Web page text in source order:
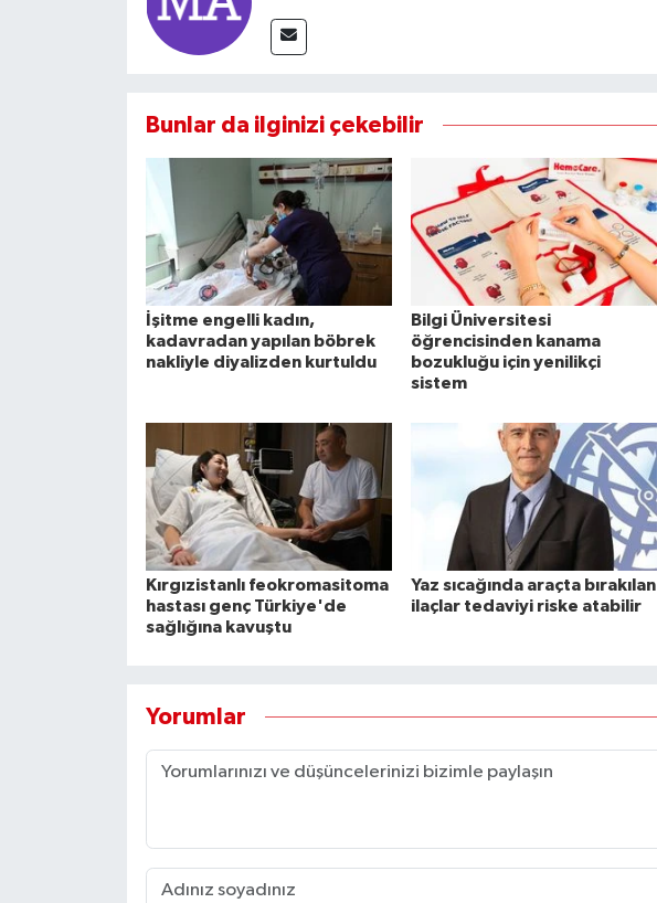
Bunlar da ilginizi çekebilir
İşitme engelli kadın,
kadavradan yapılan böbrek
nakliyle diyalizden kurtuldu
Bilgi Üniversitesi
öğrencisinden kanama
bozukluğu için yenilikçi
sistem
Kırgızistanlı feokromasitoma
hastası genç Türkiye'de
sağlığına kavuştu
Yaz sıcağında araçta bırakılan
ilaçlar tedaviyi riske atabilir
Yorumlar